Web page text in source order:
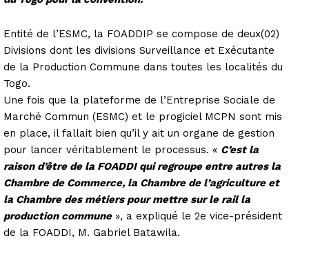
Entité de l’ESMC, la FOADDIP se compose de deux(02)
Divisions dont les divisions Surveillance et Exécutante
de la Production Commune dans toutes les localités du
Togo.
Une fois que la plateforme de l’Entreprise Sociale de
Marché Commun (ESMC) et le progiciel MCPN sont mis
en place, il fallait bien qu’il y ait un organe de gestion
pour lancer véritablement le processus. « C’est la
raison d’être de la FOADDI qui regroupe entre autres la
Chambre de Commerce, la Chambre de l’agriculture et
la Chambre des métiers pour mettre sur le rail la
production commune», a expliqué le 2e vice-président
de la FOADDI, M. Gabriel Batawila.